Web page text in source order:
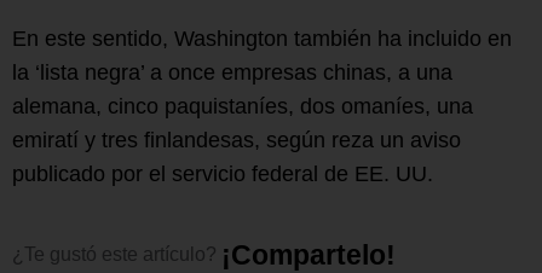
En este sentido, Washington también ha incluido en
la ‘lista negra’ a once empresas chinas, a una
alemana, cinco paquistaníes, dos omaníes, una
emiratí y tres finlandesas, según reza un aviso
publicado por el servicio federal de EE. UU.
¿Te gustó este artículo? ¡Comparte o!